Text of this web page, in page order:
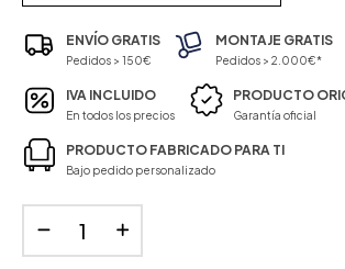
ENVÍO GRATIS
Pedidos > 150€
MONTAJE GRATIS
Pedidos > 2.000€*
IVA INCLUIDO
En todos los precios
PRODUCTO
Garantía oficial
PRODUCTO FABRICADO PARA TI
Bajo pedido personalizado